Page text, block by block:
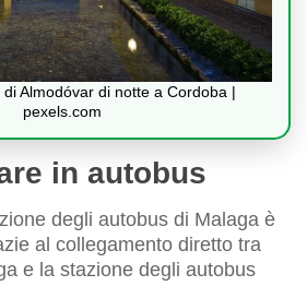
Almodóvar di notte a Cordoba |
pexels.com
in autobus
degli autobus di Malaga è
al collegamento diretto tra
e la stazione degli autobus